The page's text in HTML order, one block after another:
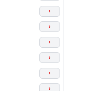
›
›
›
›
›
›